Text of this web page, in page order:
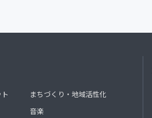
まちづくり・地域活性化
音楽